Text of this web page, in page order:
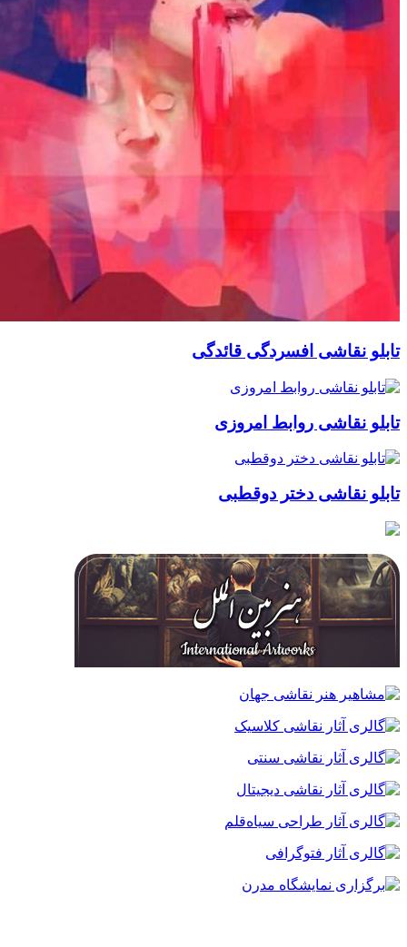
افسردگی قائدگی
روابط امروزی
دختر دوقطبی